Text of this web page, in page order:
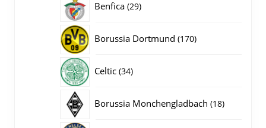
Benfica 2929
Borussia Dortmund 170170
Celtic 3434
Borussia Monchengladbach 1818